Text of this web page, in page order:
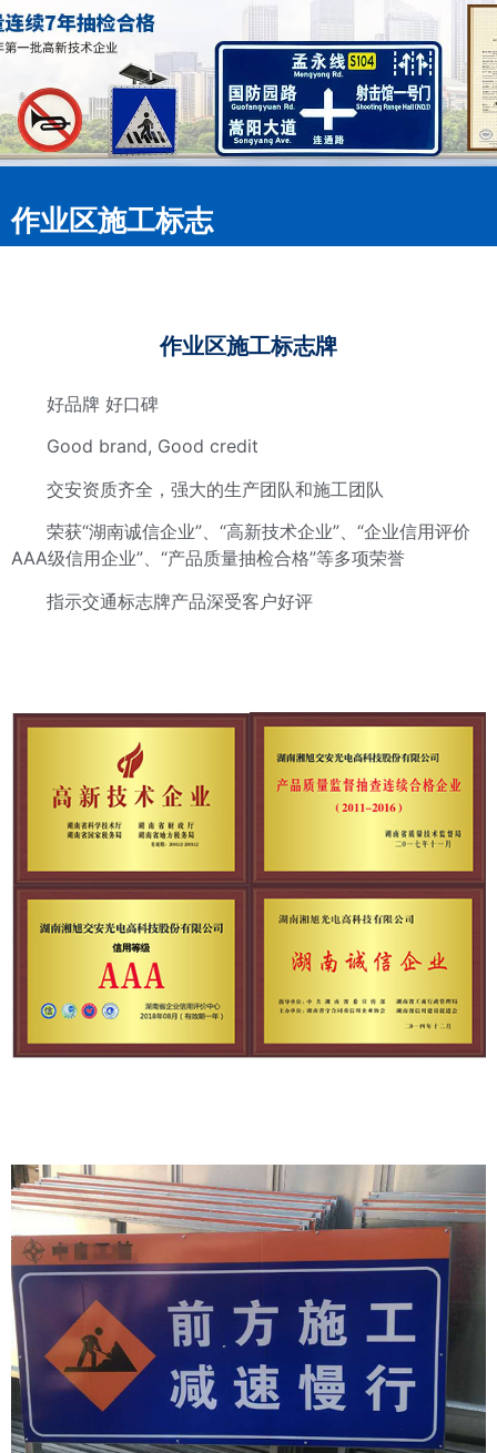
作业区施工标志
作业区施工标志牌
好品牌 好口碑
Good brand, Good credit
交安资质齐全，强大的生产团队和施工团队
荣获“湖南诚信企业”、“高新技术企业”、“企业信用评价
AAA级信用企业”、“产品质量抽检合格”等多项荣誉
指示交通标志牌产品深受客户好评